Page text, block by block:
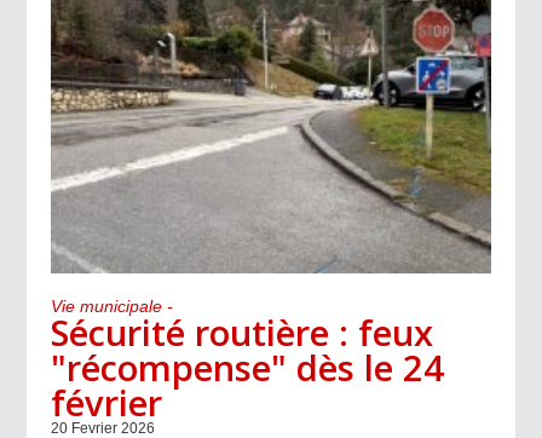
Vie municipale -
Sécurité routière : feux
"récompense" dès le 24
février
20 Fevrier 2026